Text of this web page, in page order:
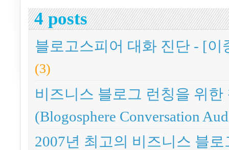
4 posts
블로고스피어 대화 진단 - [이
(3)
비즈니스 블로그 런칭을 위
(Blogosphere Conversation
2007년 최고의 비즈니스 블